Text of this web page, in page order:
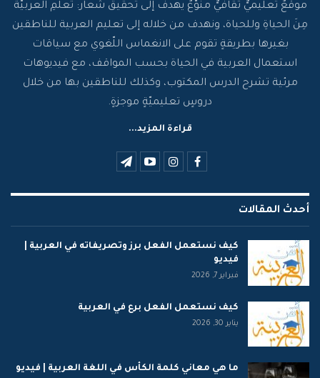
موقعٌ تعليميٌّ ثقافيٌّ منوّعٌ يهدف إلى تحقيق شعار: تعلّمِ العربيّةَ
مِنَ الحياةِ وللحياة، ونهدف من خلاله إلى تعليم العربية للناطقين
بغيرها بطريقةٍ تقوم على الانغماس اللّغوي مع سياقات
استعمال العربية في الحياة بحسب المواقف، مع فيديوهات
مرئية تشرح الدرس المكتوب، وكذلك للناطقين بها من خلال
دروسٍ تعليميّةٍ موجزةٍ.
قراءة المزيد...
أحدث المقالات
كيف نستعمل الفعل برز وتصريفاته في العربية |
فيديو
فبراير 7, 2026
كيف نستعمل الفعل برع في العربية
يناير 30, 2026
ما هي معاني كلمة الكأس في اللغة العربية | فيديو